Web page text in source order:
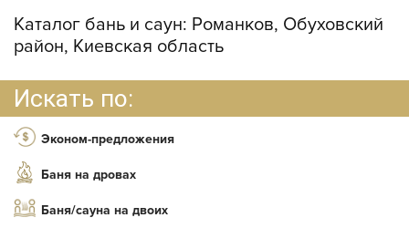
Каталог бань и саун: Романков, Обуховский
район, Киевская область
Искать по:
Эконом-предложения
Баня на дровах
Баня/сауна на двоих